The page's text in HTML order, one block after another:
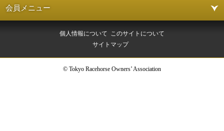
会員メニュー
個人情報について このサイトについて
サイトマップ
© Tokyo Racehorse Owners’ Association